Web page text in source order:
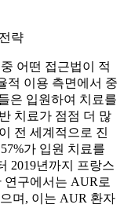
략
어떤 접근법이 적
적 이용 측면에서 중
은 입원하여 치료를
치료가 점점 더 많
전 세계적으로 진
가 입원 치료를
2019년까지 프랑스
연구에서는 AUR로
며, 이는 AUR 환자